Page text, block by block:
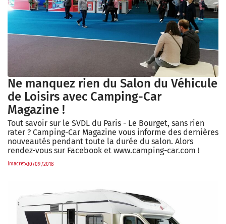
Ne manquez rien du Salon du Véhicule
de Loisirs avec Camping-Car
Magazine !
Tout savoir sur le SVDL du Paris - Le Bourget, sans rien
rater ? Camping-Car Magazine vous informe des dernières
nouveautés pendant toute la durée du salon. Alors
rendez-vous sur Facebook et www.camping-car.com !
lmacret 30/09/2018